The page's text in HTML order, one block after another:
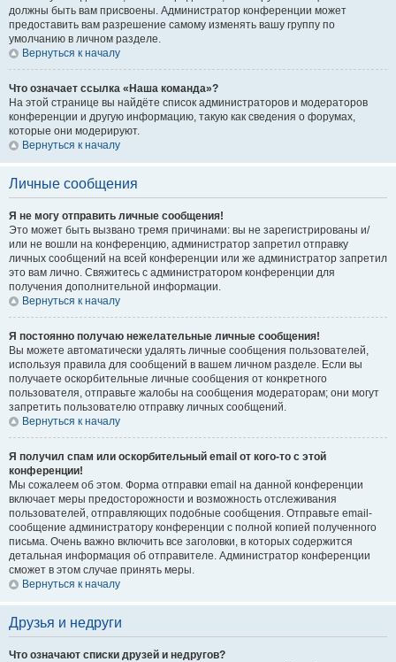
должны быть вам присвоены. Администратор конференции может
предоставить вам разрешение самому изменять вашу группу по
умолчанию в личном разделе.
Вернуться к началу
Что означает ссылка «Наша команда»?
На этой странице вы найдёте список администраторов и модераторов
конференции и другую информацию, такую как сведения о форумах,
которые они модерируют.
Вернуться к началу
Личные сообщения
Я не могу отправить личные сообщения!
Это может быть вызвано тремя причинами: вы не зарегистрированы и/
или не вошли на конференцию, администратор запретил отправку
личных сообщений на всей конференции или же администратор запретил
это вам лично. Свяжитесь с администратором конференции для
получения дополнительной информации.
Вернуться к началу
Я постоянно получаю нежелательные личные сообщения!
Вы можете автоматически удалять личные сообщения пользователей,
используя правила для сообщений в вашем личном разделе. Если вы
получаете оскорбительные личные сообщения от конкретного
пользователя, отправьте жалобы на сообщения модераторам; они могут
запретить пользователю отправку личных сообщений.
Вернуться к началу
Я получил спам или оскорбительный email от кого-то с этой
конференции!
Мы сожалеем об этом. Форма отправки email на данной конференции
включает меры предосторожности и возможность отслеживания
пользователей, отправляющих подобные сообщения. Отправьте email-
сообщение администратору конференции с полной копией полученного
письма. Очень важно включить все заголовки, в которых содержится
детальная информация об отправителе. Администратор конференции
сможет в этом случае принять меры.
Вернуться к началу
Друзья и недруги
Что означают списки друзей и недругов?